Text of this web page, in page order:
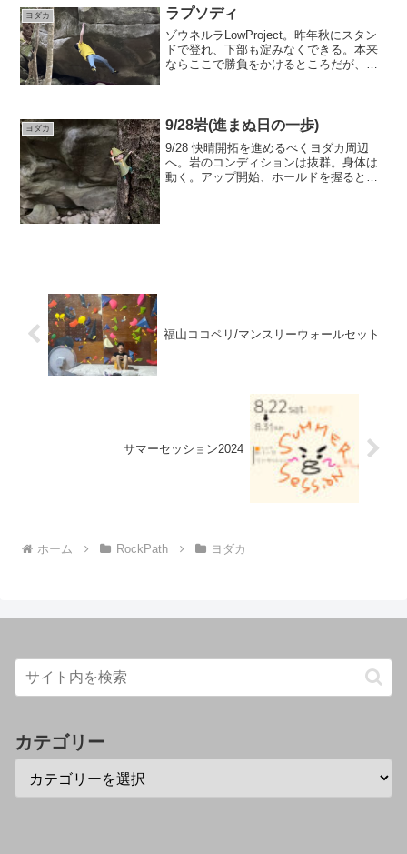
晴れだ。夕方には多少マシになる気がし
て、待つことに。11時...
ヨダカ ラプソディ
ゾウネルラLowProject。昨年秋にスタン
ドで登れ、下部も淀みなくできる。本来
ならここで勝負をかけるところだが、今
歩く...
ヨダカ 9/28岩(進まぬ日の一歩)
9/28 快晴開拓を進めるべくヨダカ周辺
へ。岩のコンディションは抜群。身体は
動く。アップ開始、ホールドを握ると指
福山ココペリ/マンスリーウォールセット
サマーセッション2024
ホーム RockPath ヨダカ
カテゴリー